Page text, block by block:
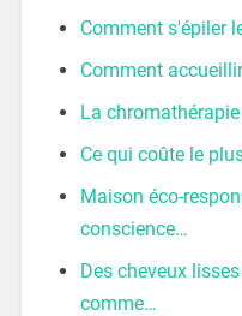
Comment s'épiler
Comment
La
Ce qui coûte le
Maison éco-
conscience…
Des cheveux
comme…